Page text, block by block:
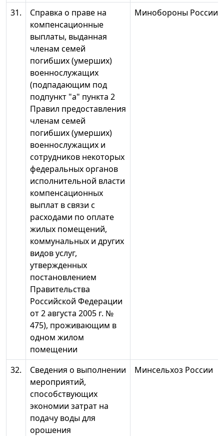
31.
Справка о праве на
компенсационные
выплаты, выданная
членам семей
погибших (умерших)
военнослужащих
(подпадающим под
подпункт "а" пункта 2
Правил предоставления
членам семей
погибших (умерших)
военнослужащих и
сотрудников некоторых
федеральных органов
исполнительной власти
компенсационных
выплат в связи с
расходами по оплате
жилых помещений,
коммунальных и других
видов услуг,
утвержденных
постановлением
Правительства
Российской Федерации
от 2 августа 2005 г. №
475), проживающим в
одном жилом
помещении
Минобороны России*
32.
Сведения о выполнении
мероприятий,
способствующих
экономии затрат на
подачу воды для
орошения
Минсельхоз России